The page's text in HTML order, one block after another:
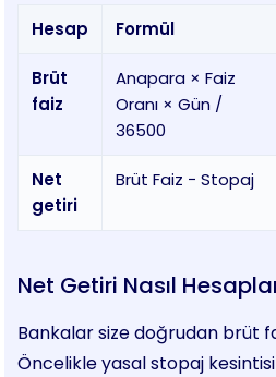
Hesap Formül
Brüt
faiz
Anapara × Faiz
Oranı × Gün /
36500
Net
getiri
Brüt Faiz − Stopaj
Net Getiri Nasıl
Bankalar size doğrudan brüt
Öncelikle yasal stopaj